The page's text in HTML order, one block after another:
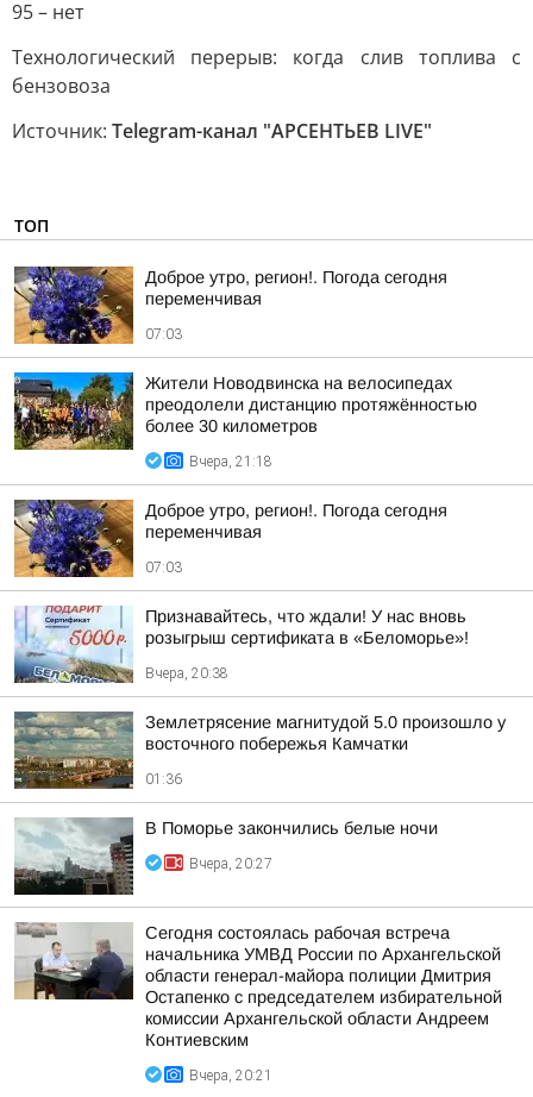
95 – нет
Технологический перерыв: когда слив топлива с
бензовоза
Источник: Telegram-канал "АРСЕНТЬЕВ LIVE"
ТОП
Доброе утро, регион!. Погода сегодня
переменчивая
07:03
Жители Новодвинска на велосипедах
преодолели дистанцию протяжённостью
более 30 километров
Вчера, 21:18
Доброе утро, регион!. Погода сегодня
переменчивая
07:03
Признавайтесь, что ждали! У нас вновь
розыгрыш сертификата в «Беломорье»!
Вчера, 20:38
Землетрясение магнитудой 5.0 произошло у
восточного побережья Камчатки
01:36
В Поморье закончились белые ночи
Вчера, 20:27
Сегодня состоялась рабочая встреча
начальника УМВД России по Архангельской
области генерал-майора полиции Дмитрия
Остапенко с председателем избирательной
комиссии Архангельской области Андреем
Контиевским
Вчера, 20:21